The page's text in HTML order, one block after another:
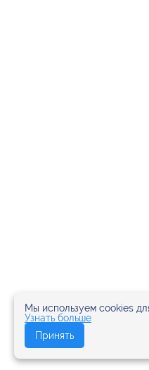
Мы используем cookies
Узнать больше
Принять